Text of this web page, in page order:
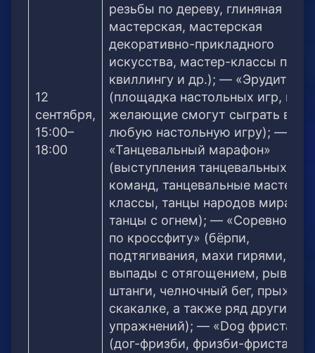
12
сентября,
15:00–
18:00
резьбы по дереву, глиняная
мастерская, мастерская
декоративно-прикладного
искусства, мастер-классы по
квиллингу и др.); — «Эрудит»
(площадка настольных игр, все
желающие смогут сыграть в
любую настольную игру); —
«Танцевальный марафон»
(выступления танцевальных
команд, танцевальные мастер-
классы, танцы народов мира,
танцы с огнем); —
по кроссфиту» (бёрпи,
подтягивания, махи гирями,
выпады с отягощением, рывок
штанги, челночный бег, прыжки
скакалке, а также ряд других
упражнений); — «Dog фристайл»
(дог-фризби, фризби-фристайл,